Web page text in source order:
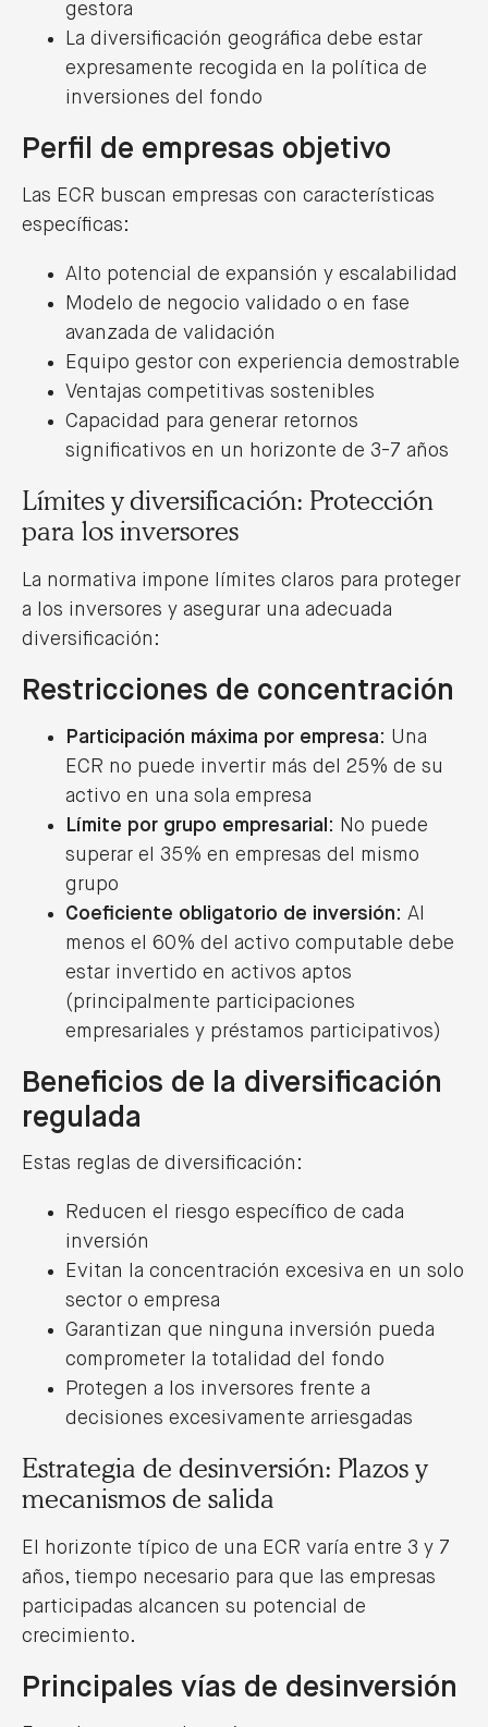
Elena M. Barella se reincorpora a Lexcrea
como Of Counsel en el área procesal y
concursal
24/02/2025
LEER MÁS
VER MÁS
gestora
La diversificación geográfica debe estar
expresamente recogida en la política de
inversiones del fondo
Perfil de empresas objetivo
Las ECR buscan empresas con características
específicas:
Alto potencial de expansión y escalabilidad
Modelo de negocio validado o en fase
avanzada de validación
Equipo gestor con experiencia demostrable
Ventajas competitivas sostenibles
Capacidad para generar retornos
significativos en un horizonte de 3-7 años
Límites y diversificación: Protección
para los inversores
La normativa impone límites claros para proteger
a los inversores y asegurar una adecuada
diversificación:
Restricciones de concentración
Participación máxima por empresa: Una
ECR no puede invertir más del 25% de su
activo en una sola empresa
Límite por grupo empresarial : No puede
superar el 35% en empresas del mismo
grupo
Coeficiente obligatorio de inversión: Al
menos el 60% del activo computable debe
estar invertido en activos aptos
(principalmente participaciones
empresariales y préstamos participativos)
Beneficios de la diversificación
regulada
Estas reglas de diversificación:
Reducen el riesgo específico de cada
inversión
Evitan la concentración excesiva en un solo
sector o empresa
Garantizan que ninguna inversión pueda
comprometer la totalidad del fondo
Protegen a los inversores frente a
decisiones excesivamente arriesgadas
Estrategia de desinversión: Plazos y
mecanismos de salida
El horizonte típico de una ECR varía entre 3 y 7
años, tiempo necesario para que las empresas
participadas alcancen su potencial de
crecimiento.
Principales vías de desinversión